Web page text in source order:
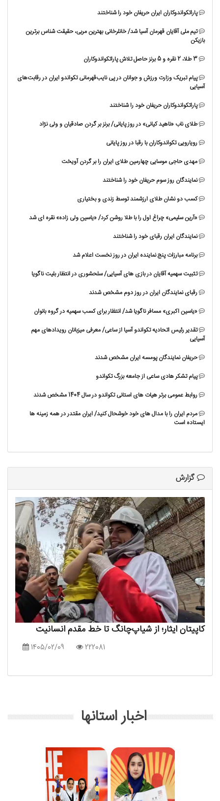
پاراتکواندوکاران ایران حریفان خود را شناختند
تیم ملی آقایان قهرمان آسیا شد/ خانلرخانی بهترین مربی، حقیقت شناس برترین
بازیکن
3 طلا، 2 نقره و 5 برنز حاصل تلاش پاراتکواندوکاران
پیام تبریک وزارت ورزش و جوانان در پی نایب‌قهرمانی تکواندو ایران در رقابت‌های
آسیایی
پاراتکواندوکاران حریفان خود را شناختند
طلای ناب «ناهید کیانی» در روز پایانی/ برنز بر گردن صادقیان و ولی نژاد
رویارویی تکواندوکاران با رقبا در روز پایانی
مهدی حاجی موسایی چهارمین طلای ایران را بر گردن آویخت
نمایندگان روز سوم حریفان خود را شناختند
کسب دو نشان طلای ارزشمند توسط زندی و بختیاری
«آرین سلیمی» چراغ اول را با طلا روشن کرد/ «یاسین ولی زاده» نقره ای شد
نمایندگان ایران رقبای خود را شناختند
برنامه مبارزات پنج نماینده ایران در روز نخست اعلام شد
تثبیت سهمیه آقایان در بازی های آسیایی/ سلحشوری در انتظار بلیت ناگویا
رقبای نمایندگان ایران در روز دوم مشخص شدند
«یاسین اکبری» مسافر ناگویا شد/ انتظار برای کسب سهمیه در گروه بانوان
تقدیر رئیس اتحادیه تکواندو آسیا از ساعی/ معرفی میزبانان رویدادهای مهم
آسیایی
حریفان نمایندگان پومسه ایران مشخص شدند
پیام تشکر هادی ساعی از جامعه بزرگ تکواندو
روابط عمومی برتر هیات های استانی تکواندو در سال 1404 مشخص شدند
مردم ایران را با مدال های خود خوشحال کنید/ ایران مقتدر در همه زمینه ها
ایستاده است
گزارش
کاپیتان ایثار؛ از شیاپ‌چانگ تا خط مقدم انسانیت
1405/02/09 222081
اخبار استانها